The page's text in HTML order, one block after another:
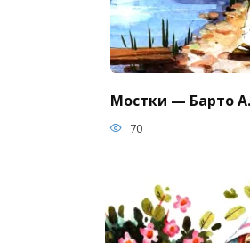
Мостки — Барто А.
70